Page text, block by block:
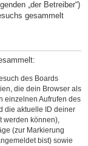
„der Betreiber“)
gesammelt
des Boards
die dein Browser als
einzelnen Aufrufen des
die aktuelle ID deiner
werden können),
(zur Markierung
bist) sowie